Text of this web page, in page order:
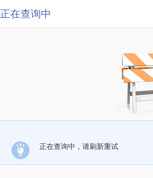
正在查询中
正在查询中，请刷新重试